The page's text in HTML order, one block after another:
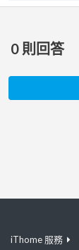
0 則回答
iThome 服務